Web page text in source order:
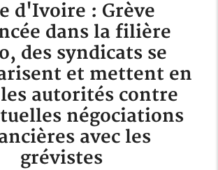
d'Ivoire : Grève
dans la filière
des syndicats se
et mettent en
autorités contre
négociations
avec les
grévistes